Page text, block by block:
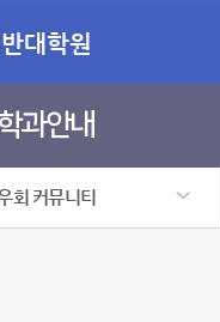
대학원
과안내
회 커뮤니티
회 소개
회 커뮤니티